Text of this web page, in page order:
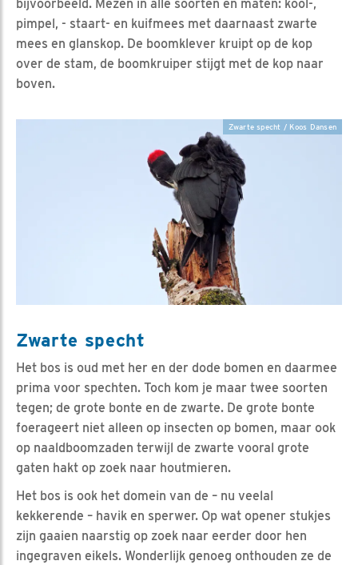
bijvoorbeeld. Mezen in alle soorten en maten: kool-,
pimpel, - staart- en kuifmees met daarnaast zwarte
mees en glanskop. De boomklever kruipt op de kop
over de stam, de boomkruiper stijgt met de kop naar
boven.
Zwarte specht / Koos Dansen
Zwarte specht
Het bos is oud met her en der dode bomen en daarmee
prima voor spechten. Toch kom je maar twee soorten
tegen; de grote bonte en de zwarte. De grote bonte
foerageert niet alleen op insecten op bomen, maar ook
op naaldboomzaden terwijl de zwarte vooral grote
gaten hakt op zoek naar houtmieren.
Het bos is ook het domein van de – nu veelal
kekkerende – havik en sperwer. Op wat opener stukjes
zijn gaaien naarstig op zoek naar eerder door hen
ingegraven eikels. Wonderlijk genoeg onthouden ze de